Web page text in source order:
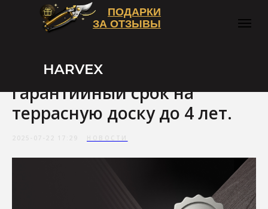
ПОДАРКИ
ЗА ОТЗЫВЫ
HARVEX увеличил
гарантийный срок на
террасную доску до 4 лет.